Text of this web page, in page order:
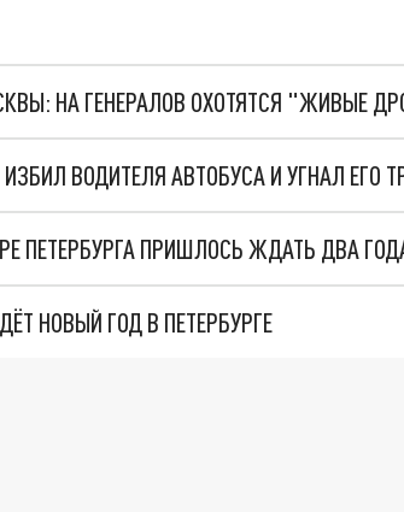
НА ГЕНЕРАЛОВ ОХОТЯТСЯ "ЖИВЫЕ
ПЕТЕРБУРГА ПРИШЛОСЬ ЖДАТЬ ДВА
НОВЫЙ ГОД В ПЕТЕРБУРГЕ